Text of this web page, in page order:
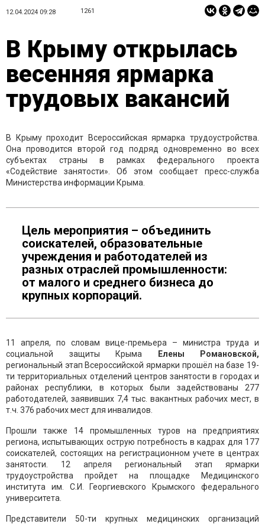
12.04.2024 09:28 1261
В Крыму открылась
весенняя ярмарка
трудовых вакансий
В Крыму проходит Всероссийская ярмарка трудоустройства.
Она проводится второй год подряд одновременно во всех
субъектах страны в рамках федерального проекта
«Содействие занятости». Об этом сообщает пресс-служба
Министерства информации Крыма.
Цель мероприятия – объединить
соискателей, образовательные
учреждения и работодателей из
разных отраслей промышленности:
от малого и среднего бизнеса до
крупных корпораций.
11 апреля, по словам вице-премьера – министра труда и
социальной защиты Крыма
Елены Романовской,
региональный этап Всероссийской ярмарки прошёл на базе 19-
ти территориальных отделений центров занятости в городах и
районах республики, в которых были задействованы 277
работодателей, заявивших 7,4 тыс. вакантных рабочих мест, в
т.ч. 376 рабочих мест для инвалидов.
Прошли также 14 промышленных туров на предприятиях
региона, испытывающих острую потребность в кадрах для 177
соискателей, состоящих на регистрационном учете в центрах
занятости. 12 апреля региональный этап ярмарки
трудоустройства пройдет на площадке Медицинского
института им. С.И. Георгиевского Крымского федерального
университета.
Представители 50-ти крупных медицинских организаций